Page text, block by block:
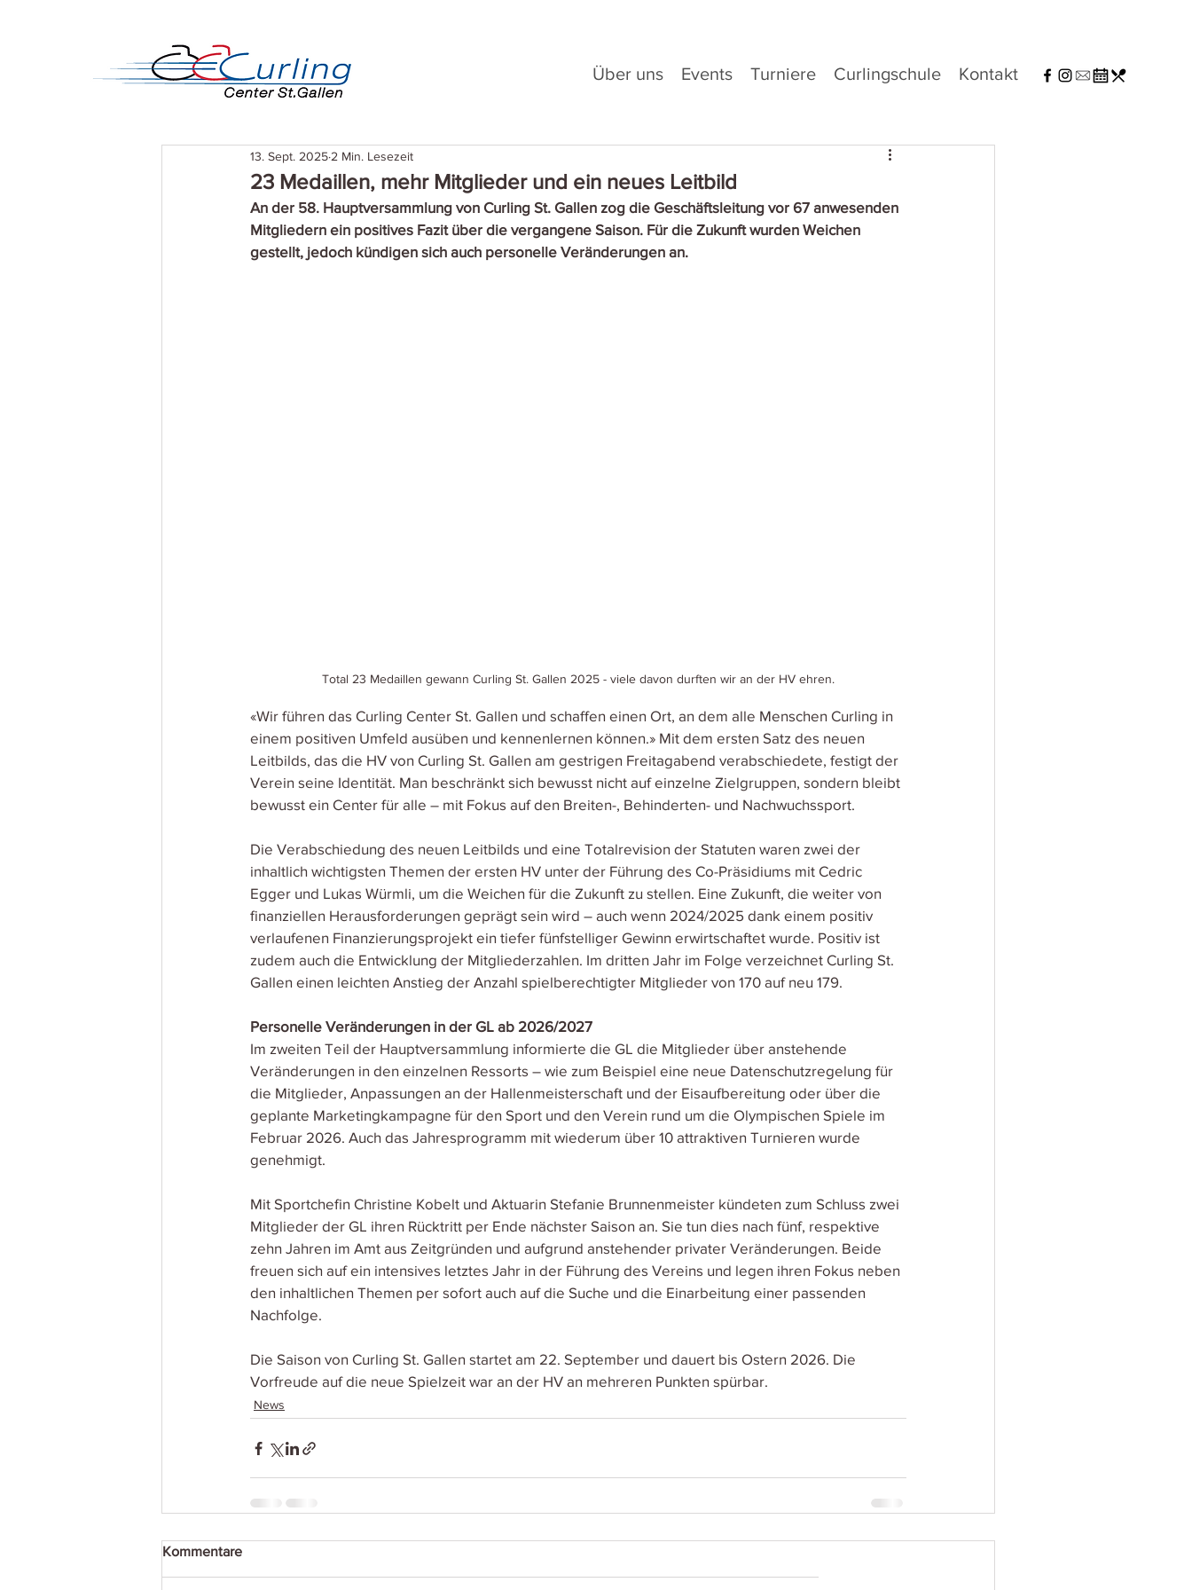
Über uns Events Turniere Curlingschule Kontakt
23 Medaillen, mehr Mitglieder und ein neues Leitbild
13. Sept. 2025 2 Min. Lesezeit
An der 58. Hauptversammlung von Curling St. Gallen zog die Geschäftsleitung vor 67 anwesenden
Mitgliedern ein positives Fazit über die vergangene Saison. Für die Zukunft wurden Weichen
gestellt, jedoch kündigen sich auch personelle Veränderungen an.
Total 23 Medaillen gewann Curling St. Gallen 2025 - viele davon durften wir an der HV ehren.
«Wir führen das Curling Center St. Gallen und schaffen einen Ort, an dem alle Menschen Curling in
einem positiven Umfeld ausüben und kennenlernen können.» Mit dem ersten Satz des neuen
Leitbilds, das die HV von Curling St. Gallen am gestrigen Freitagabend verabschiedete, festigt der
Verein seine Identität. Man beschränkt sich bewusst nicht auf einzelne Zielgruppen, sondern bleibt
bewusst ein Center für alle – mit Fokus auf den Breiten-, Behinderten- und Nachwuchssport.
Die Verabschiedung des neuen Leitbilds und eine Totalrevision der Statuten waren zwei der
inhaltlich wichtigsten Themen der ersten HV unter der Führung des Co-Präsidiums mit Cedric
Egger und Lukas Würmli, um die Weichen für die Zukunft zu stellen. Eine Zukunft, die weiter von
finanziellen Herausforderungen geprägt sein wird – auch wenn 2024/2025 dank einem positiv
verlaufenen Finanzierungsprojekt ein tiefer fünfstelliger Gewinn erwirtschaftet wurde. Positiv ist
zudem auch die Entwicklung der Mitgliederzahlen. Im dritten Jahr im Folge verzeichnet Curling St.
Gallen einen leichten Anstieg der Anzahl spielberechtigter Mitglieder von 170 auf neu 179.
Personelle Veränderungen in der GL ab 2026/2027
Im zweiten Teil der Hauptversammlung informierte die GL die Mitglieder über anstehende
Veränderungen in den einzelnen Ressorts – wie zum Beispiel eine neue Datenschutzregelung für
die Mitglieder, Anpassungen an der Hallenmeisterschaft und der Eisaufbereitung oder über die
geplante Marketingkampagne für den Sport und den Verein rund um die Olympischen Spiele im
Februar 2026. Auch das Jahresprogramm mit wiederum über 10 attraktiven Turnieren wurde
genehmigt.
Mit Sportchefin Christine Kobelt und Aktuarin Stefanie Brunnenmeister kündeten zum Schluss zwei
Mitglieder der GL ihren Rücktritt per Ende nächster Saison an. Sie tun dies nach fünf, respektive
zehn Jahren im Amt aus Zeitgründen und aufgrund anstehender privater Veränderungen. Beide
freuen sich auf ein intensives letztes Jahr in der Führung des Vereins und legen ihren Fokus neben
den inhaltlichen Themen per sofort auch auf die Suche und die Einarbeitung einer passenden
Nachfolge.
Die Saison von Curling St. Gallen startet am 22. September und dauert bis Ostern 2026. Die
Vorfreude auf die neue Spielzeit war an der HV an mehreren Punkten spürbar.
News
Kommentare